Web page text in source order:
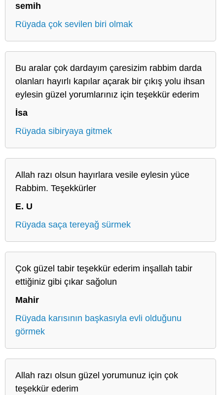
semih
Rüyada çok sevilen biri olmak
Bu aralar çok dardayım çaresizim rabbim darda
olanları hayırlı kapılar açarak bir çıkış yolu ihsan
eylesin güzel yorumlarınız için teşekkür ederim
İsa
Rüyada sibiryaya gitmek
Allah razı olsun hayırlara vesile eylesin yüce
Rabbim. Teşekkürler
E. U
Rüyada saça tereyağ sürmek
Çok güzel tabir teşekkür ederim inşallah tabir
ettiğiniz gibi çıkar sağolun
Mahir
Rüyada karısının başkasıyla evli olduğunu
görmek
Allah razı olsun güzel yorumunuz için çok
teşekkür ederim